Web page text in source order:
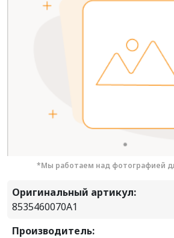
*Мы работаем над фотографией
Оригинальный артикул:
8535460070A1
Производитель: